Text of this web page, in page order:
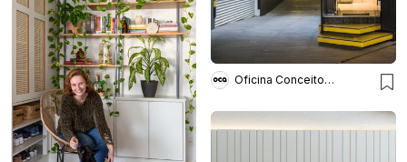
Oficina Conceito Arquitetura